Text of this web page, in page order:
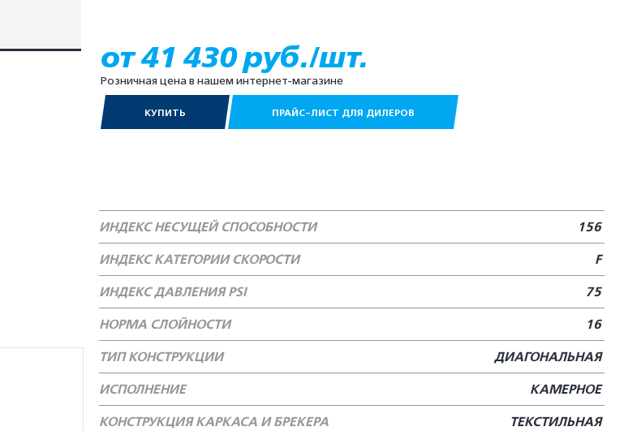
от 41 430 руб./шт.
Розничная цена в нашем интернет-магазине
КУПИТЬ ПРАЙС-ЛИСТ ДЛЯ ДИЛЕРОВ
ИНДЕКС НЕСУЩЕЙ СПОСОБНОСТИ
156
ИНДЕКС КАТЕГОРИИ СКОРОСТИ
F
ИНДЕКС ДАВЛЕНИЯ PSI
75
НОРМА СЛОЙНОСТИ
16
ТИП КОНСТРУКЦИИ
ДИАГОНАЛЬНАЯ
ИСПОЛНЕНИЕ
КАМЕРНОЕ
КОНСТРУКЦИЯ КАРКАСА И БРЕКЕРА
ТЕКСТИЛЬНАЯ